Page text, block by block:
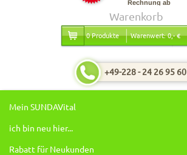
Warenkorb
0 Produkte Warenwert: 0,- €
+49-228 - 24 26 95 60
Mein SUNDAVital
ich bin neu hier...
Rabatt für Neukunden